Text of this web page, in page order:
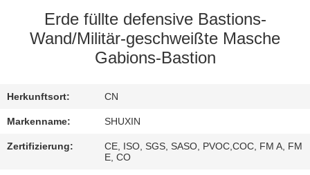
QUALITÄTSKONTROLLE
UNS
NACHRICHTEN
Erde füllte defensive Bastions-
Wand/Militär-geschweißte Masche
Gabions-Bastion
Herkunftsort: CN
Markenname: SHUXIN
Zertifizierung:
CE, ISO, SGS, SASO, PVOC,COC, FM A, FM
E, CO